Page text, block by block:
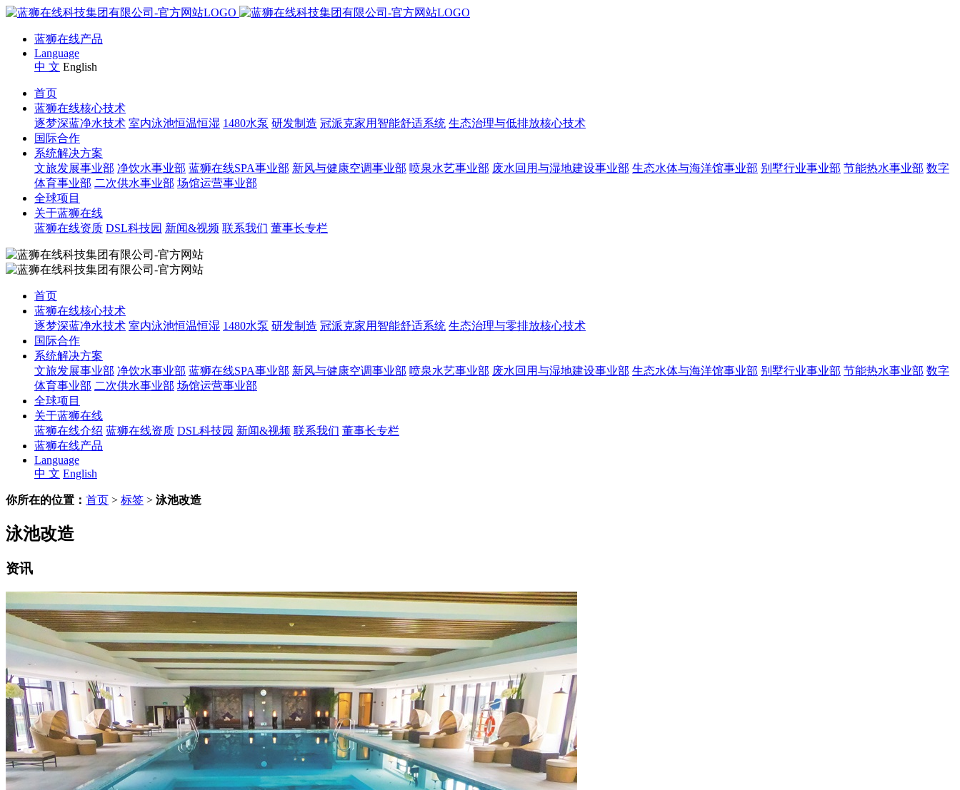
蓝狮在线产品
Language
中 文 English
首页
蓝狮在线核心技术
逐梦深蓝净水技术 室内泳池恒温恒湿 1480水泵 研发制造 冠派克家用智能舒适系统 生态治理与低排放核心技术
国际合作
系统解决方案
文旅发展事业部 净饮水事业部 蓝狮在线SPA事业部 新风与健康空调事业部 喷泉水艺事业部 废水回用与湿地建设事业部 生态水体与海洋馆事业部 别墅行业事业部 节能热水事业部 数字
体育事业部 二次供水事业部 场馆运营事业部
全球项目
关于蓝狮在线
蓝狮在线资质 DSL科技园 新闻&视频 联系我们 董事长专栏
首页
蓝狮在线核心技术
逐梦深蓝净水技术 室内泳池恒温恒湿 1480水泵 研发制造 冠派克家用智能舒适系统 生态治理与零排放核心技术
国际合作
系统解决方案
文旅发展事业部 净饮水事业部 蓝狮在线SPA事业部 新风与健康空调事业部 喷泉水艺事业部 废水回用与湿地建设事业部 生态水体与海洋馆事业部 别墅行业事业部 节能热水事业部 数字
体育事业部 二次供水事业部 场馆运营事业部
全球项目
关于蓝狮在线
蓝狮在线介绍 蓝狮在线资质 DSL科技园 新闻&视频 联系我们 董事长专栏
蓝狮在线产品
Language
中 文 English
你所在的位置： 首页 > 标签 > 泳池改造
泳池改造
资讯